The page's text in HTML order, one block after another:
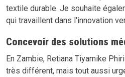
textile durable. Je souhaite
qui travaillent dans l'innovation
Concevoir des solutions
En Zambie, Retiana Tiyamike
très différent, mais tout aussi